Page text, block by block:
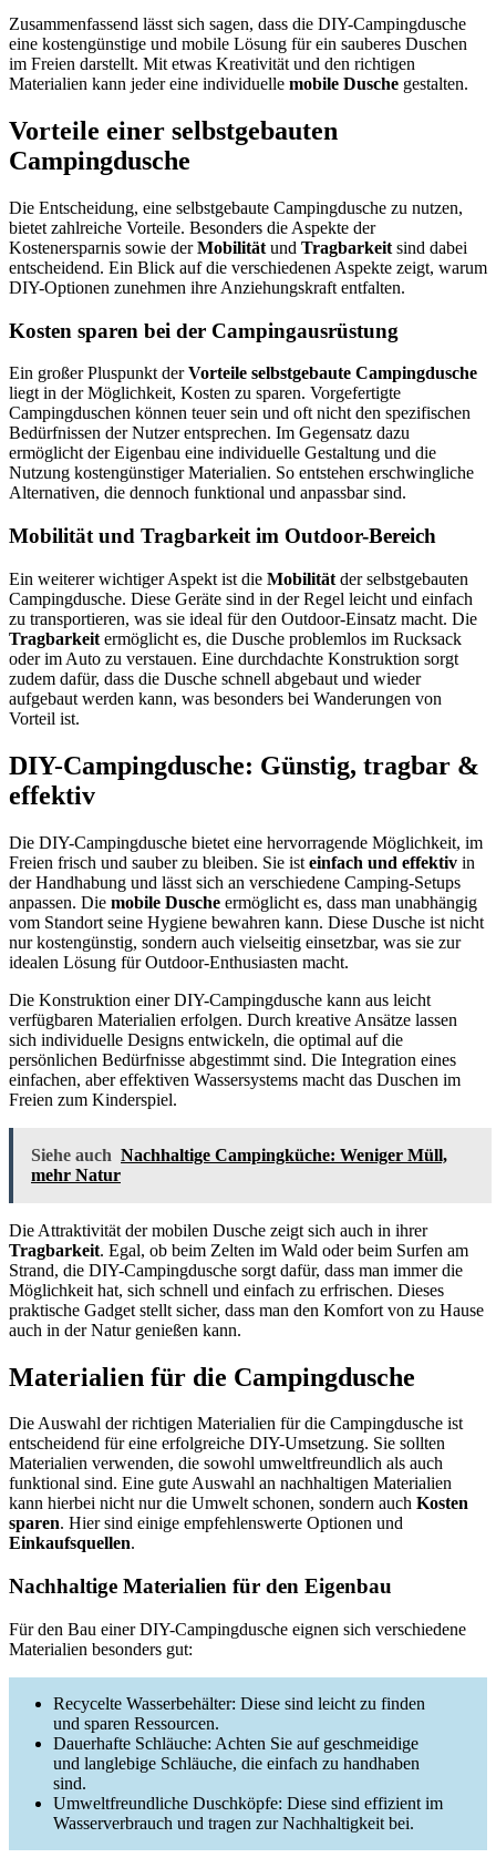
Zusammenfassend lässt sich sagen, dass die DIY-Campingdusche
eine kostengünstige und mobile Lösung für ein sauberes Duschen
im Freien darstellt. Mit etwas Kreativität und den richtigen
Materialien kann jeder eine individuelle mobile Dusche gestalten.
Vorteile einer selbstgebauten
Campingdusche
Die Entscheidung, eine selbstgebaute Campingdusche zu nutzen,
bietet zahlreiche Vorteile. Besonders die Aspekte der
Kostenersparnis sowie derMobilität und Tragbarkeit sind dabei
entscheidend. Ein Blick auf die verschiedenen Aspekte zeigt, warum
DIY-Optionen zunehmen ihre Anziehungskraft entfalten.
Kosten sparen bei der Campingausrüstung
Ein großer Pluspunkt derVorteile selbstgebaute Campingdusche
liegt in der Möglichkeit, Kosten zu sparen. Vorgefertigte
Campingduschen können teuer sein und oft nicht den spezifischen
Bedürfnissen der Nutzer entsprechen. Im Gegensatz dazu
ermöglicht der Eigenbau eine individuelle Gestaltung und die
Nutzung kostengünstiger Materialien. So entstehen erschwingliche
Alternativen, die dennoch funktional und anpassbar sind.
Mobilität und Tragbarkeit im Outdoor-Bereich
Ein weiterer wichtiger Aspekt ist die Mobilität der selbstgebauten
Campingdusche. Diese Geräte sind in der Regel leicht und einfach
zu transportieren, was sie ideal für den Outdoor-Einsatz macht. Die
Tragbarkeit ermöglicht es, die Dusche problemlos im Rucksack
oder im Auto zu verstauen. Eine durchdachte Konstruktion sorgt
zudem dafür, dass die Dusche schnell abgebaut und wieder
aufgebaut werden kann, was besonders bei Wanderungen von
Vorteil ist.
DIY-Campingdusche: Günstig, tragbar &
effektiv
Die DIY-Campingdusche bietet eine hervorragende Möglichkeit, im
Freien frisch und sauber zu bleiben. Sie ist einfach und effektiv in
der Handhabung und lässt sich an verschiedene Camping-Setups
anpassen. Die mobile Dusche ermöglicht es, dass man unabhängig
vom Standort seine Hygiene bewahren kann. Diese Dusche ist nicht
nur kostengünstig, sondern auch vielseitig einsetzbar, was sie zur
idealen Lösung für Outdoor-Enthusiasten macht.
Die Konstruktion einer DIY-Campingdusche kann aus leicht
verfügbaren Materialien erfolgen. Durch kreative Ansätze lassen
sich individuelle Designs entwickeln, die optimal auf die
persönlichen Bedürfnisse abgestimmt sind. Die Integration eines
einfachen, aber effektiven Wassersystems macht das Duschen im
Freien zum Kinderspiel.
Siehe auch Nachhaltige Campingküche: Weniger Müll,
mehr Natur
Die Attraktivität der mobilen Dusche zeigt sich auch in ihrer
Tragbarkeit. Egal, ob beim Zelten im Wald oder beim Surfen am
Strand, die DIY-Campingdusche sorgt dafür, dass man immer die
Möglichkeit hat, sich schnell und einfach zu erfrischen. Dieses
praktische Gadget stellt sicher, dass man den Komfort von zu Hause
auch in der Natur genießen kann.
Materialien für die Campingdusche
Die Auswahl der richtigen Materialien für die Campingdusche ist
entscheidend für eine erfolgreiche DIY-Umsetzung. Sie sollten
Materialien verwenden, die sowohl umweltfreundlich als auch
funktional sind. Eine gute Auswahl an nachhaltigen Materialien
kann hierbei nicht nur die Umwelt schonen, sondern auch Kosten
sparen. Hier sind einige empfehlenswerte Optionen und
Einkaufsquellen.
Nachhaltige Materialien für den Eigenbau
Für den Bau einer DIY-Campingdusche eignen sich verschiedene
Materialien besonders gut:
Recycelte Wasserbehälter: Diese sind leicht zu finden
und sparen Ressourcen.
Dauerhafte Schläuche: Achten Sie auf geschmeidige
und langlebige Schläuche, die einfach zu handhaben
sind.
Umweltfreundliche Duschköpfe: Diese sind effizient im
Wasserverbrauch und tragen zur Nachhaltigkeit bei.